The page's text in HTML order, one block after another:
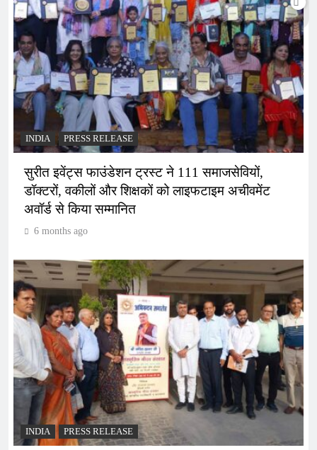
INDIA PRESS RELEASE
सुरीत इवेंट्स फाउंडेशन ट्रस्ट ने 111 समाजसेवियों,
डॉक्टरों, वकीलों और शिक्षकों को लाइफटाइम अचीवमेंट
अवॉर्ड से किया सम्मानित
6 months ago
INDIA PRESS RELEASE